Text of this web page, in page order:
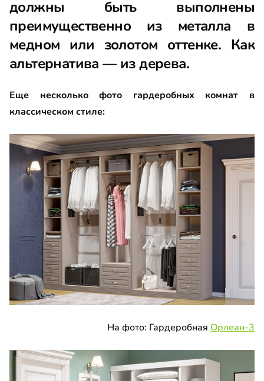
должны быть выполнены
преимущественно из металла в
медном или золотом оттенке. Как
альтернатива — из дерева.
Еще несколько фото гардеробных комнат в
классическом стиле:
На фото: Гардеробная Орлеан-3